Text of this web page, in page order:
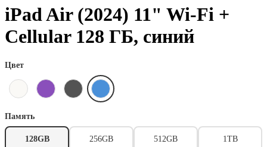
iPad Air (2024) 11" Wi-Fi +
Cellular 128 ГБ, синий
Цвет
Память
128GB 256GB 512GB 1TB